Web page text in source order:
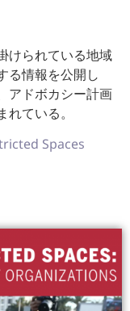
けられている地域
る情報を公開し
アドボカシー計画
ている。
Spaces